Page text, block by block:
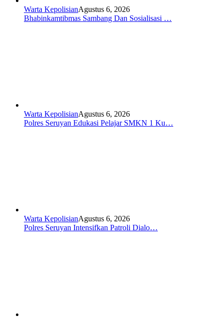
Warta KepolisianAgustus 6, 2026
Bhabinkamtibmas Sambang Dan Sosialisasi …
Warta KepolisianAgustus 6, 2026
Polres Seruyan Edukasi Pelajar SMKN 1 Ku…
Warta KepolisianAgustus 6, 2026
Polres Seruyan Intensifkan Patroli Dialo…